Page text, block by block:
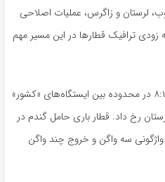
لرستان و زاگرس، عملیات اصلاحی
ترافیک قطارها در این مسیر مهم
این حادثه صبح امروز حدود ساعت ۸:۱۵ در محدوده بین ایستگاه‌های «کشور»
رخ داد. قطار باری حامل گندم در
سه واگن و خروج چند واگن